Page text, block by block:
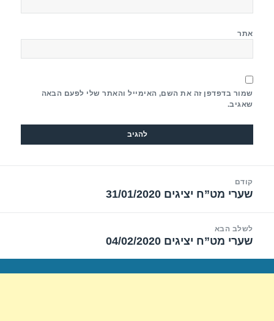
אתר
שמור בדפדפן זה את השם, האימייל והאתר שלי לפעם הבאה
שאגיב.
קודם
הפוסט
שערי מט”ח יציגים 31/01/2020
לשלב הבא
הפוסט
שערי מט”ח יציגים 04/02/2020